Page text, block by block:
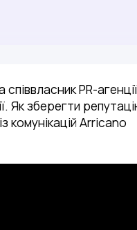
PR-
Як зберегти
комунікацій Arricano